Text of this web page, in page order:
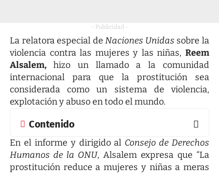
- Publicidad -
La relatora especial deNaciones Unidas sobre la
violencia contra las mujeres y las niñas, Reem
Alsalem, hizo un llamado a la comunidad
internacional para que la prostitución sea
considerada como un sistema de violencia,
explotación y abuso en todo el mundo.
Contenido
En el informe y dirigido al Consejo de Derechos
Humanos de la ONU, Alsalem expresa que “La
prostitución reduce a mujeres y niñas a meras